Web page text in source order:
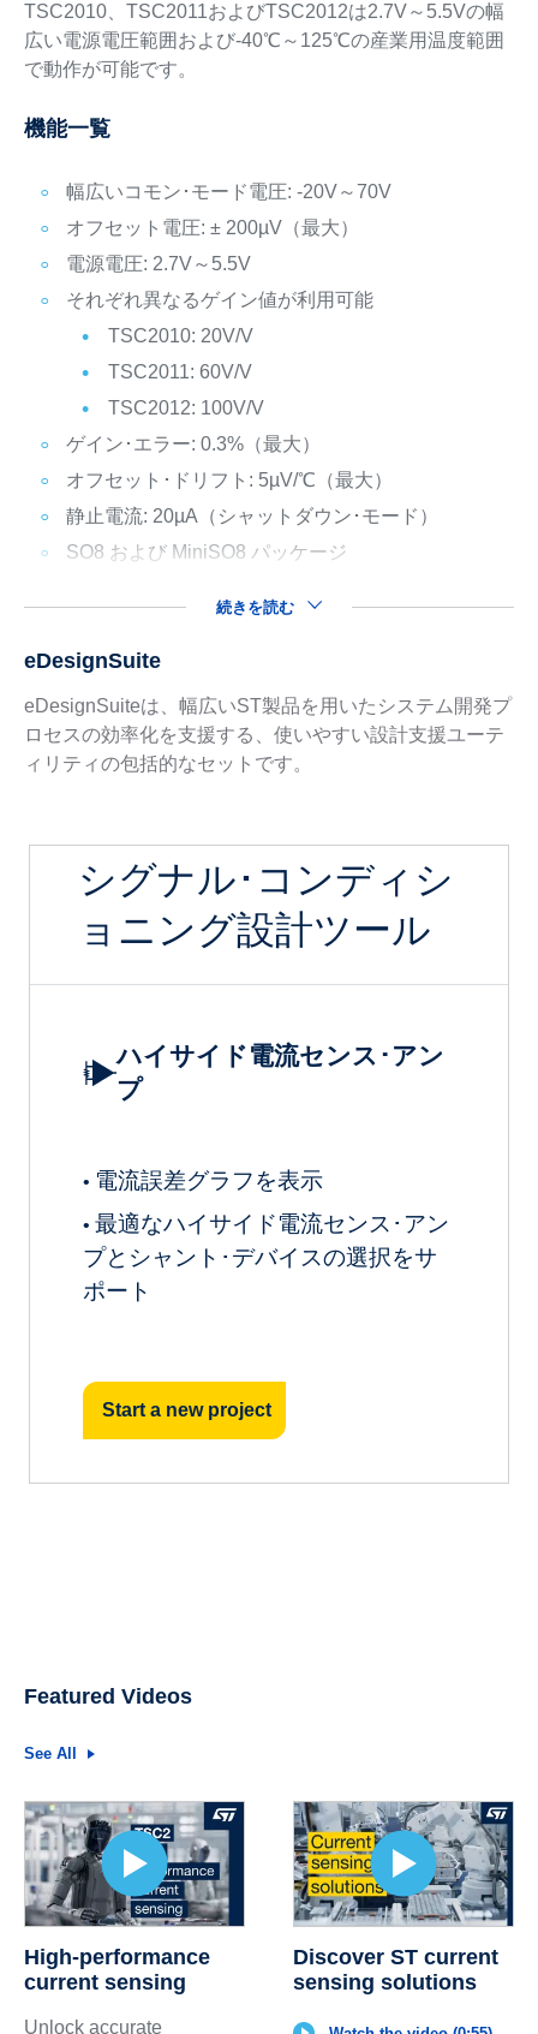
TSC2010、TSC2011およびTSC2012は2.7V～5.5Vの幅
広い電源電圧範囲および-40℃～125℃の産業用温度範囲
で動作が可能です。
機能一覧
幅広いコモン･モード電圧: -20V～70V
オフセット電圧: ± 200µV（最大）
電源電圧: 2.7V～5.5V
それぞれ異なるゲイン値が利用可能
TSC2010: 20V/V
TSC2011: 60V/V
TSC2012: 100V/V
ゲイン･エラー: 0.3%（最大）
オフセット･ドリフト: 5µV/℃（最大）
静止電流: 20µA（シャットダウン･モード）
SO8 および MiniSO8 パッケージ
続きを読む
eDesignSuite
eDesignSuiteは、幅広いST製品を用いたシステム開発プ
ロセスの効率化を支援する、使いやすい設計支援ユーテ
ィリティの包括的なセットです。
シグナル･コンディシ
ョニング設計ツール
ハイサイド電流センス･アン
プ
• 電流誤差グラフを表示
• 最適なハイサイド電流センス･アン
プとシャント･デバイスの選択をサ
ポート
Start a new project
Featured Videos
See All
High-performance
current sensing
Unlock accurate
Discover ST current
sensing solutions